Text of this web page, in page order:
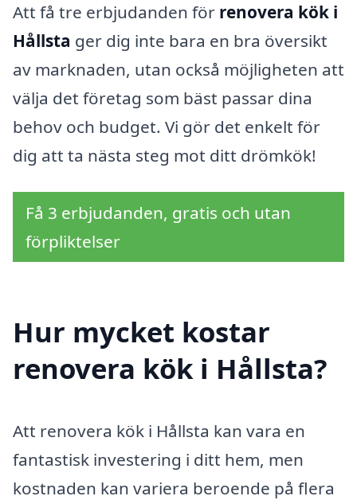
Att få tre erbjudanden för renovera kök i
Hållsta ger dig inte bara en bra översikt
av marknaden, utan också möjligheten att
välja det företag som bäst passar dina
behov och budget. Vi gör det enkelt för
dig att ta nästa steg mot ditt drömkök!
Få 3 erbjudanden, gratis och utan
förpliktelser
Hur mycket kostar
renovera kök i Hållsta?
Att renovera kök i Hållsta kan vara en
fantastisk investering i ditt hem, men
kostnaden kan variera beroende på flera